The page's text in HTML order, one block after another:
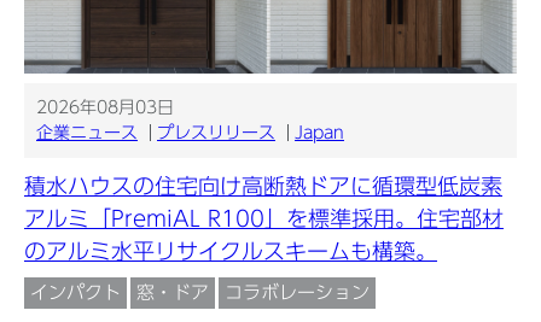
2026年08月03日
企業ニュース
プレスリリース Japan
積水ハウスの住宅向け高断熱ドアに循環型低炭素
アルミ「PremiAL R100」を標準採用。住宅部材
のアルミ水平リサイクルスキームも構築。
インパクト 窓・ドア コラボレーション